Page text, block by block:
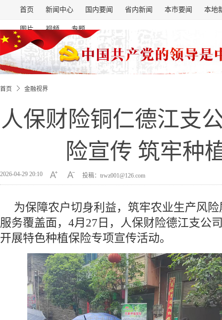
首页 新闻中心 国内要闻 省内新闻 本市要闻 本地
图片 视频 专题
首页 金融视界
人保财险铜仁德江支
险宣传 筑牢种
2026-04-29 20:10 投稿：trwz001@126.com
为保障农户切身利益，筑牢农业生产风
服务覆盖面，4月27日，人保财险德江支公
开展特色种植保险专项宣传活动。